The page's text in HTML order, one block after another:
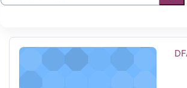
DFASM2 Hématologie Morlaix 2020-